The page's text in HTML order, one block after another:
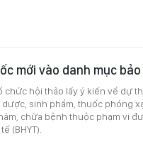
mới vào danh mục
chức hội thảo lấy ý kiến về dự
sinh phẩm, thuốc phóng
chữa bệnh thuộc phạm vi
(BHYT).